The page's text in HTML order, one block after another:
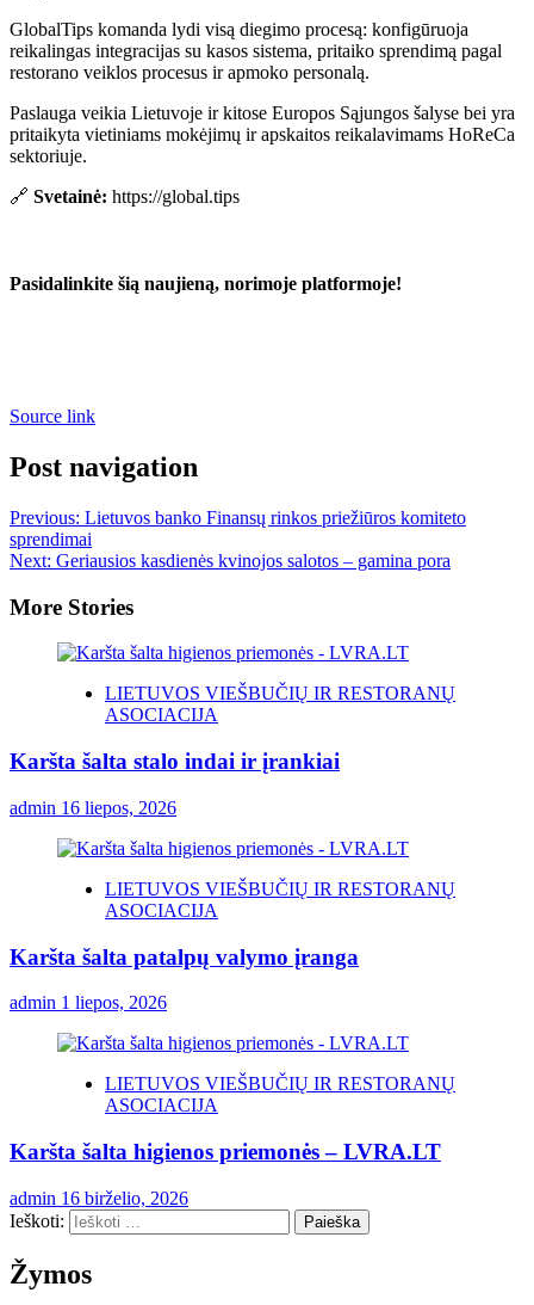
GlobalTips komanda lydi visą diegimo procesą: konfigūruoja
reikalingas integracijas su kasos sistema, pritaiko sprendimą pagal
restorano veiklos procesus ir apmoko personalą.
Paslauga veikia Lietuvoje ir kitose Europos Sąjungos šalyse bei yra
pritaikyta vietiniams mokėjimų ir apskaitos reikalavimams HoReCa
sektoriuje.
🔗 Svetainė: https://global.tips
Pasidalinkite šią naujieną, norimoje platformoje!
Source link
Post navigation
Previous: Lietuvos banko Finansų rinkos priežiūros komiteto
sprendimai
Next: Geriausios kasdienės kvinojos salotos – gamina pora
More Stories
LIETUVOS VIEŠBUČIŲ IR RESTORANŲ
ASOCIACIJA
Karšta šalta stalo indai ir įrankiai
admin 16 liepos, 2026
LIETUVOS VIEŠBUČIŲ IR RESTORANŲ
ASOCIACIJA
Karšta šalta patalpų valymo įranga
admin 1 liepos, 2026
LIETUVOS VIEŠBUČIŲ IR RESTORANŲ
ASOCIACIJA
Karšta šalta higienos priemonės – LVRA.LT
admin 16 birželio, 2026
Ieškoti:
Žymos